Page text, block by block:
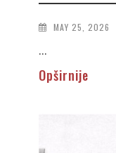
MAY 25, 2026
...
Opširnije